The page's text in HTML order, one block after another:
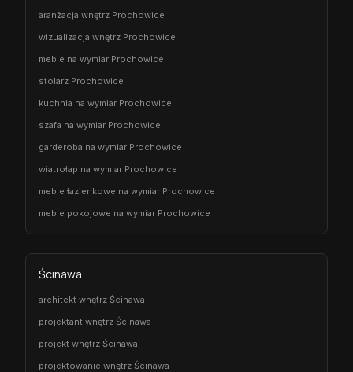
aranżacja wnętrz Prochowice
wizualizacja wnętrz Prochowice
meble na wymiar Prochowice
stolarz Prochowice
kuchnia na wymiar Prochowice
szafa na wymiar Prochowice
garderoba na wymiar Prochowice
wiatrołap na wymiar Prochowice
meble łazienkowe na wymiar Prochowice
meble pokojowe na wymiar Prochowice
Ścinawa
architekt wnętrz Ścinawa
projektant wnętrz Ścinawa
projekt wnętrz Ścinawa
projektowanie wnętrz Ścinawa